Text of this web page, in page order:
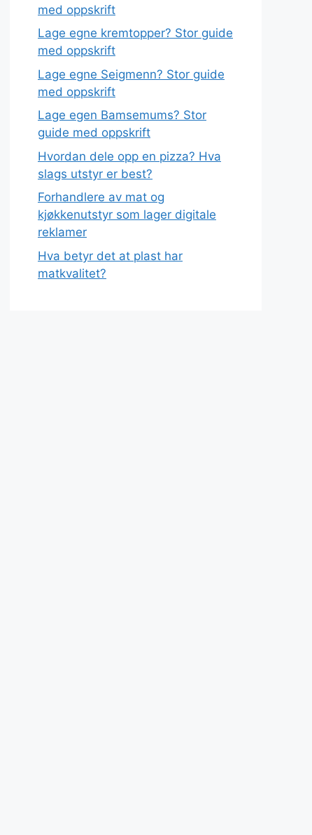
med oppskrift
Lage egne kremtopper? Stor guide
med oppskrift
Lage egne Seigmenn? Stor guide
med oppskrift
Lage egen Bamsemums? Stor
guide med oppskrift
Hvordan dele opp en pizza? Hva
slags utstyr er best?
Forhandlere av mat og
kjøkkenutstyr som lager digitale
reklamer
Hva betyr det at plast har
matkvalitet?